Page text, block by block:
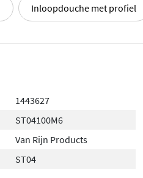
Inloopdouche met profiel
1443627
ST04100M6
Van Rijn Products
ST04